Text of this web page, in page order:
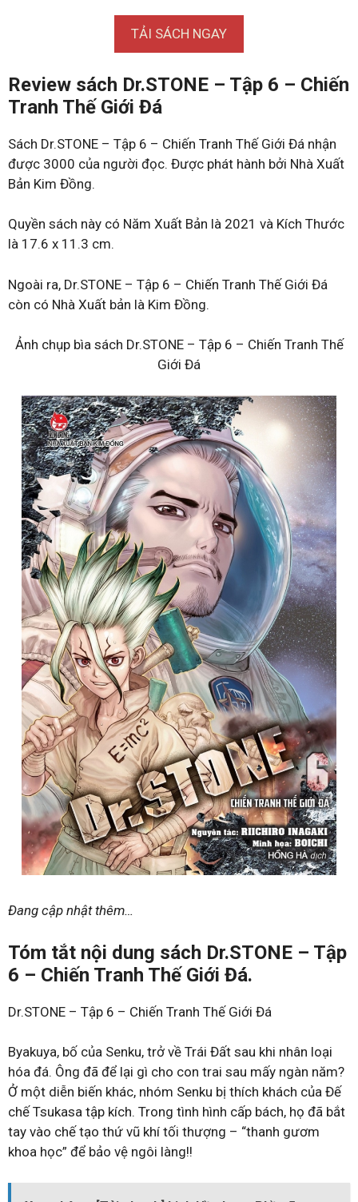
TẢI SÁCH NGAY
Review sách Dr.STONE – Tập 6 – Chiến
Tranh Thế Giới Đá
Sách Dr.STONE – Tập 6 – Chiến Tranh Thế Giới Đá nhận
được 3000 của người đọc. Được phát hành bởi Nhà Xuất
Bản Kim Đồng.
Quyền sách này có Năm Xuất Bản là 2021 và Kích Thước
là 17.6 x 11.3 cm.
Ngoài ra, Dr.STONE – Tập 6 – Chiến Tranh Thế Giới Đá
còn có Nhà Xuất bản là Kim Đồng.
Ảnh chụp bìa sách Dr.STONE – Tập 6 – Chiến Tranh Thế
Giới Đá
Đang cập nhật thêm…
Tóm tắt nội dung sách Dr.STONE – Tập
6 – Chiến Tranh Thế Giới Đá.
Dr.STONE – Tập 6 – Chiến Tranh Thế Giới Đá
Byakuya, bố của Senku, trở về Trái Đất sau khi nhân loại
hóa đá. Ông đã để lại gì cho con trai sau mấy ngàn năm?
Ở một diễn biến khác, nhóm Senku bị thích khách của Đế
chế Tsukasa tập kích. Trong tình hình cấp bách, họ đã bắt
tay vào chế tạo thứ vũ khí tối thượng – “thanh gươm
khoa học” để bảo vệ ngôi làng!!